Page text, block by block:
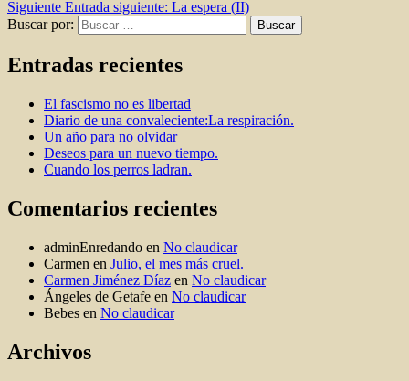
Siguiente Entrada siguiente: La espera (II)
Buscar por:
Buscar
Entradas recientes
El fascismo no es libertad
Diario de una convaleciente:La respiración.
Un año para no olvidar
Deseos para un nuevo tiempo.
Cuando los perros ladran.
Comentarios recientes
adminEnredando en No claudicar
Carmen en Julio, el mes más cruel.
Carmen Jiménez Díaz en No claudicar
Ángeles de Getafe en No claudicar
Bebes en No claudicar
Archivos